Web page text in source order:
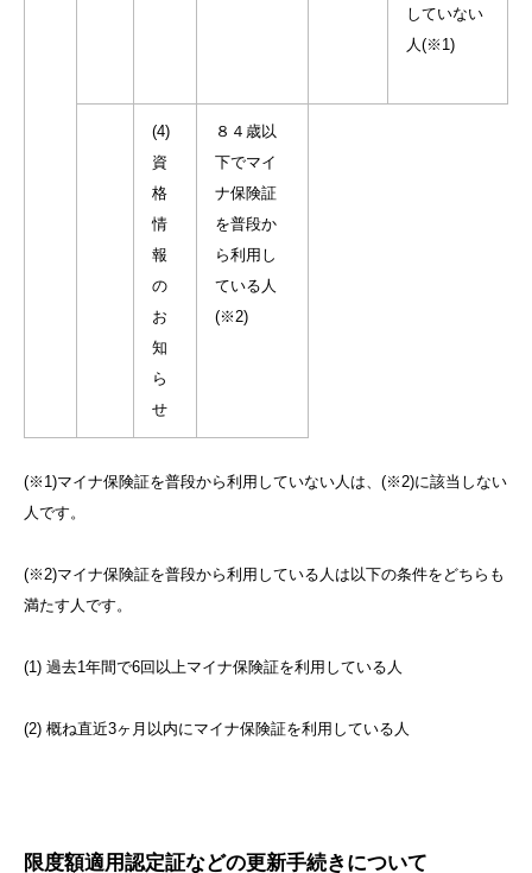
していない
人(※1)
(4)
資
格
情
報
の
お
知
ら
せ
８４歳以
下でマイ
ナ保険証
を普段か
ら利用し
ている人
(※2)
(※1)マイナ保険証を普段から利用していない人は、(※2)に該当しない
人です。
(※2)マイナ保険証を普段から利用している人は以下の条件をどちらも
満たす人です。
(1) 過去1年間で6回以上マイナ保険証を利用している人
(2) 概ね直近3ヶ月以内にマイナ保険証を利用している人
限度額適用認定証などの更新手続きについて